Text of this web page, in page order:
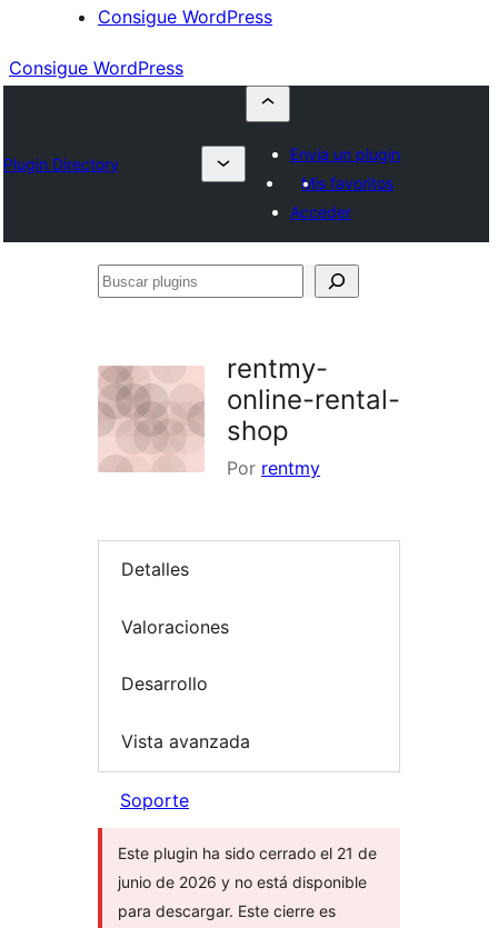
Consigue WordPress
Consigue WordPress
Plugin Directory
Envía un plugin
Mis favoritos
Acceder
Buscar
rentmy-
online-rental-
shop
Por rentmy
Detalles
Valoraciones
Desarrollo
Vista avanzada
Soporte
Este plugin ha sido cerrado el 21 de
junio de 2026 y no está disponible
para descargar. Este cierre es